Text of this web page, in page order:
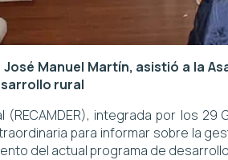
Manuel Martín, asistió a la
rural
integrada por los
para informar sobre la
del actual programa de